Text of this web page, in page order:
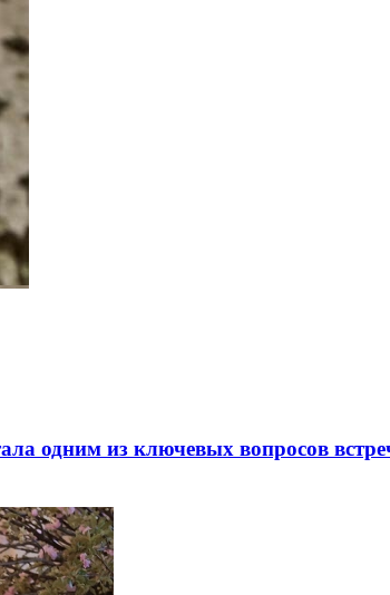
одним из ключевых вопросов